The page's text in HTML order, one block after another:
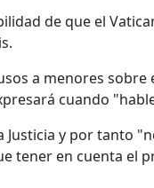
de que el
a menores sobre
cuando
y por tanto
tener en cuenta el